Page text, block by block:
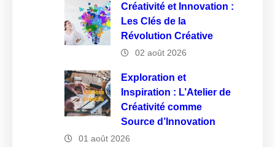
Créativité et Innovation :
Les Clés de la
Révolution Créative
02 août 2026
Exploration et
Inspiration : L’Atelier de
Créativité comme
Source d’Innovation
01 août 2026